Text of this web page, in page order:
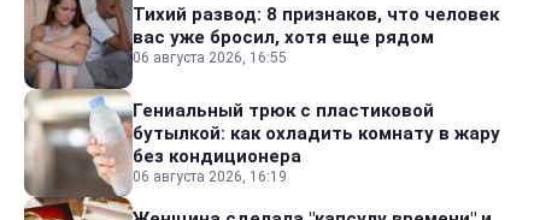
Тихий развод: 8 признаков, что человек
вас уже бросил, хотя еще рядом
06 августа 2026, 16:55
Гениальный трюк с пластиковой
бутылкой: как охладить комнату в жару
без кондиционера
06 августа 2026, 16:19